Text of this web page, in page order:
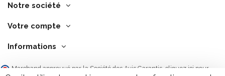
Notre société
Votre compte
Informations
Marchand approuvé par la Société des Avis Garantis, cliquez ici pour